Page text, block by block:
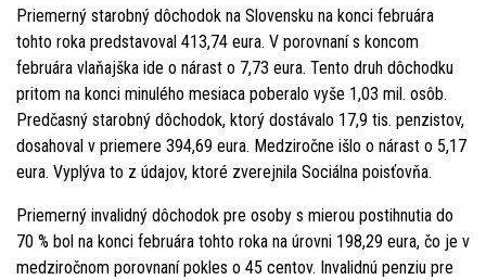
Priemerný starobný dôchodok na Slovensku na konci februára
tohto roka predstavoval 413,74 eura. V porovnaní s koncom
februára vlaňajška ide o nárast o 7,73 eura. Tento druh dôchodku
pritom na konci minulého mesiaca poberalo vyše 1,03 mil. osôb.
Predčasný starobný dôchodok, ktorý dostávalo 17,9 tis. penzistov,
dosahoval v priemere 394,69 eura. Medziročne išlo o nárast o 5,17
eura. Vyplýva to z údajov, ktoré zverejnila Sociálna poisťovňa.
Priemerný invalidný dôchodok pre osoby s mierou postihnutia do
70 % bol na konci februára tohto roka na úrovni 198,29 eura, čo je v
medziročnom porovnaní pokles o 45 centov. Invalidnú penziu pre